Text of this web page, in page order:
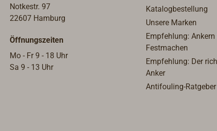
in
Notkestr. 97
22607 Hamburg
Öffnungszeiten
Mo - Fr 9 - 18 Uhr
Sa 9 - 13 Uhr
Katalogbestellung
Unsere Marken
Empfehlung: Ankern
Festmachen
Empfehlung: Der
Anker
Antifouling-Ratgeber